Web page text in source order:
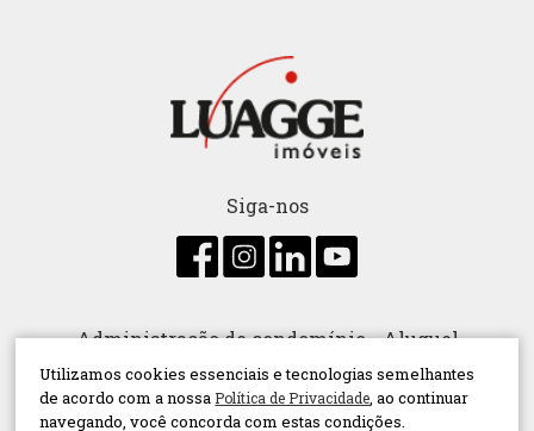
Siga-nos
Administração de condomínio
Aluguel
Compra
Conceitos Consórcio
Decoração
Dicas
Família Imóvel Comercial
Utilizamos cookies essenciais e tecnologias semelhantes
de acordo com a nossaPolítica de Privacidade , ao continuar
navegando, você concorda com estas condições.